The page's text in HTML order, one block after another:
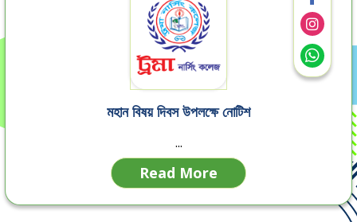
মহান বিষয় দিবস উপলক্ষে নোটিশ
...
Read More